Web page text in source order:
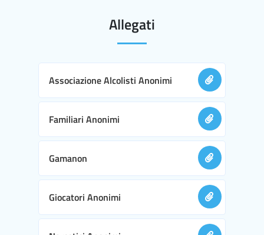
Allegati
Associazione Alcolisti Anonimi
Familiari Anonimi
Gamanon
Giocatori Anonimi